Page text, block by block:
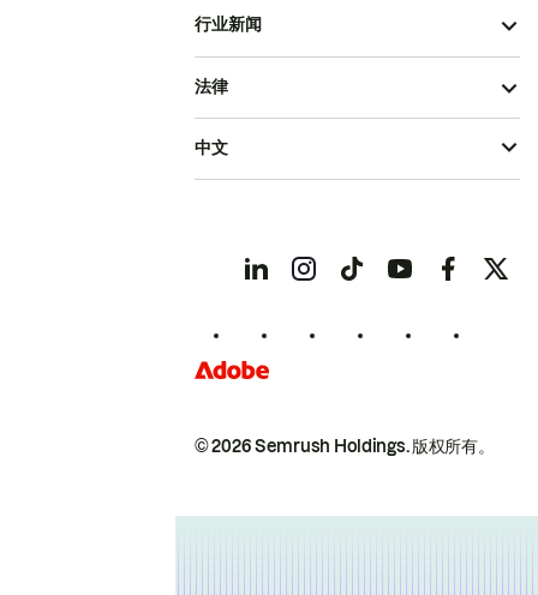
行业新闻
© 2026 Semrush Holdings.版权所有。
法律
中文